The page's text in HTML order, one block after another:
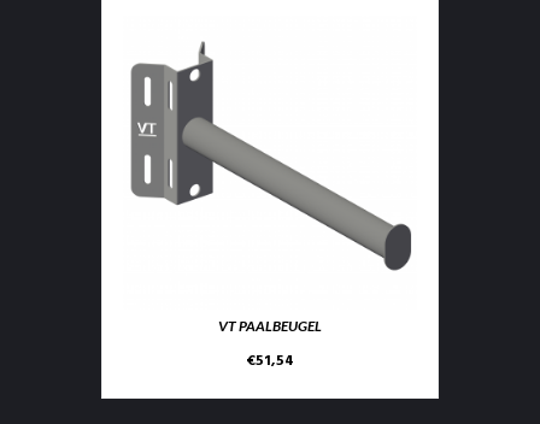
VT PAALBEUGEL
€51,54